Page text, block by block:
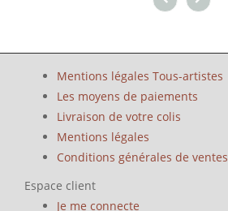
Mentions légales Tous-artistes
Les moyens de paiements
Livraison de votre colis
Mentions légales
Conditions générales de ventes
Espace client
Je me connecte